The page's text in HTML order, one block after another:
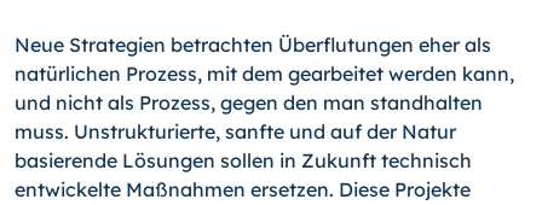
Neue Strategien betrachten Überflutungen eher als
natürlichen Prozess, mit dem gearbeitet werden kann,
und nicht als Prozess, gegen den man standhalten
muss. Unstrukturierte, sanfte und auf der Natur
basierende Lösungen sollen in Zukunft technisch
entwickelte Maßnahmen ersetzen. Diese Projekte